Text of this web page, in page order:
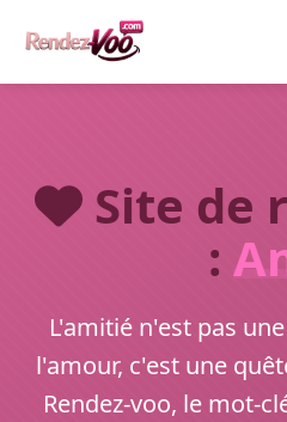
Site de
:
L'amitié n'est pas
l'amour, c'est une
Rendez-voo, le mot-